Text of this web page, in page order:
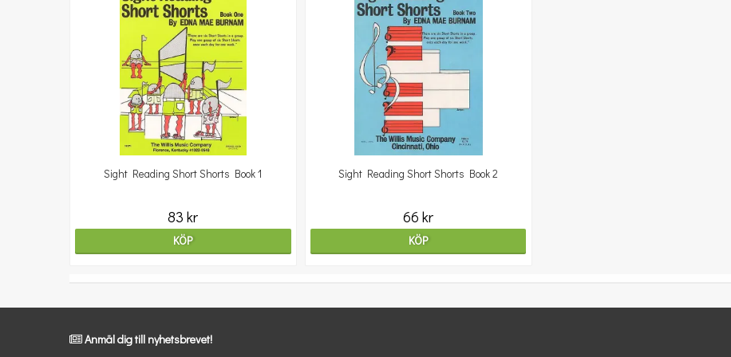
Sight Reading Short Shorts Book 1
83 kr
KÖP
Sight Reading Short Shorts Book 2
66 kr
KÖP
Anmäl dig till nyhetsbrevet!